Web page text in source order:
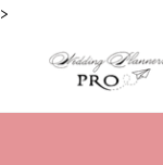
>